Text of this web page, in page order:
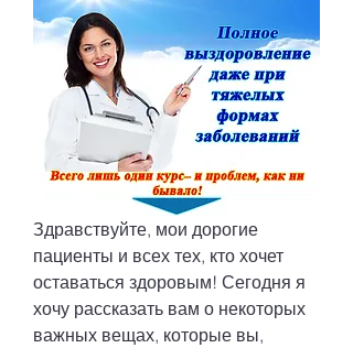
Здравствуйте, мои дорогие
пациенты и всех тех, кто хочет
оставаться здоровым! Сегодня я
хочу рассказать вам о некоторых
важных вещах, которые вы,